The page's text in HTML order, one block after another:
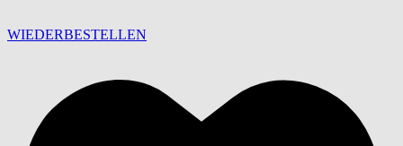
WIEDERBESTELLEN